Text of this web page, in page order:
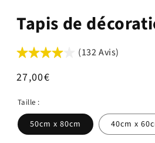
Tapis de
(132 Avis)
Prix
27,00€
Taille :
50cm x 80cm 40cm x